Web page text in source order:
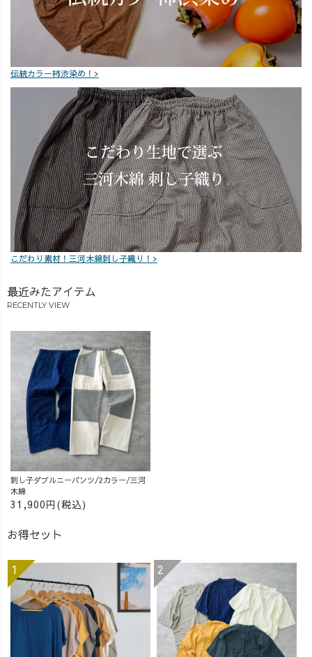
伝統カラー柿渋染め！>
こだわり素材！三河木綿刺し子織り！>
最近みたアイテム
RECENTLY VIEW
刺し子ダブルニーパンツ/2カラー/三河
木綿
31,900円(税込)
お得セット